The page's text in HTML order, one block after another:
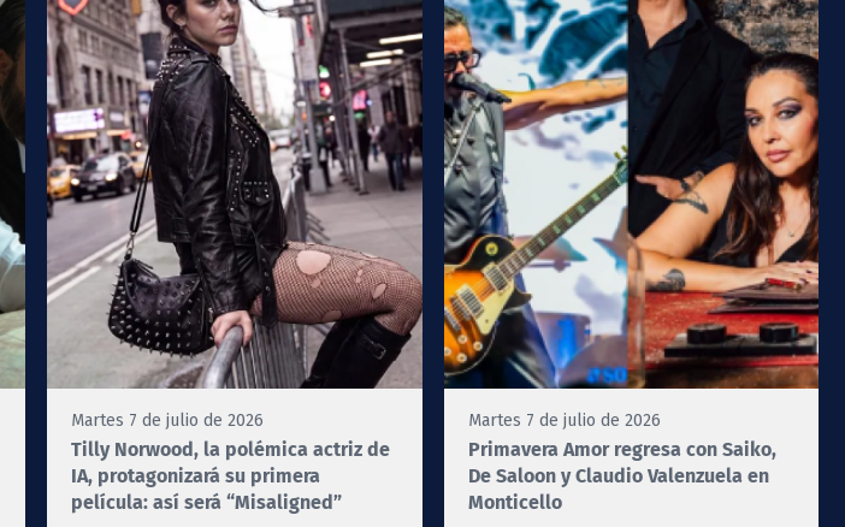
Martes 7 de julio de 2026
Tilly Norwood, la polémica actriz de
IA, protagonizará su primera
película: así será “Misaligned”
Martes 7 de julio de 2026
Primavera Amor regresa con Saiko,
De Saloon y Claudio Valenzuela en
Monticello